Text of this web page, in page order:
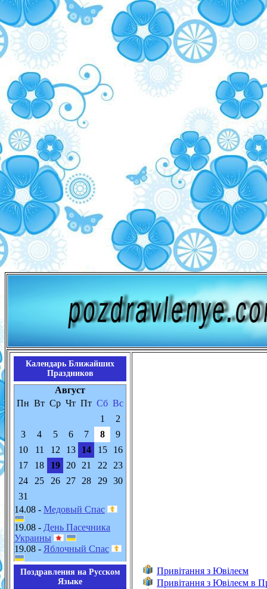
Календарь Ближайших
Праздников
Август
Пн Вт Ср Чт Пт Сб Вс
1
2
3
4 5 6 7 8
9
10
11 12 13 14 15
16
17
18 19 20 21 22
23
24
25 26 27 28 29
30
31
14.08 - Медовый Спас
19.08 - День Пасечника
Украины
19.08 - Яблочный Спас
Поздравления на Русском
Языке
Привітання з Ювілеєм
Привітання з Ювілеєм в